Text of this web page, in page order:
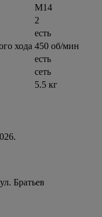
М14
2
есть
хода 450 об/мин
есть
сеть
5.5 кг
Братьев